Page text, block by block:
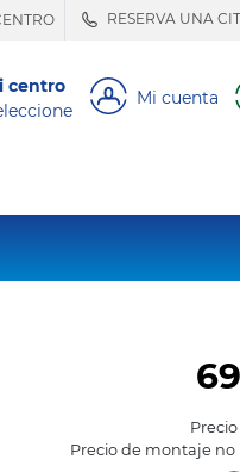
RESERVA UNA
centro
Mi cuenta
Precio de montaje no